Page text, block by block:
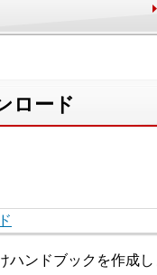
ロード
ハンドブックを作成し